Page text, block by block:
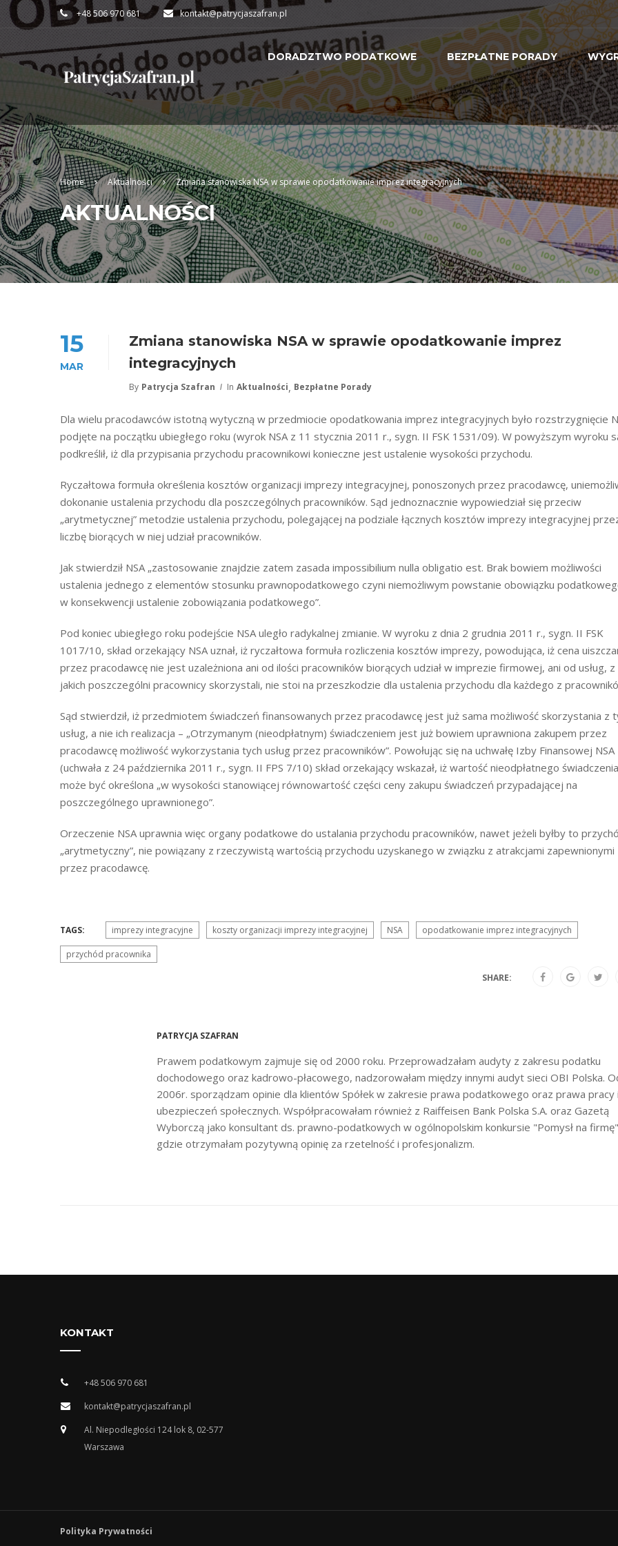
+48 506 970 681 kontakt@patrycjaszafran.pl
DORADZTWO PODATKOWE BEZPŁATNE PORADY
Home Aktualności Zmiana stanowiska NSA w sprawie opodatkowanie imprez integracyjnych
AKTUALNOŚCI
15
MAR
Zmiana stanowiska NSA w sprawie opodatkowanie imprez
integracyjnych
By Patrycja Szafran In Aktualności, Bezpłatne Porady
Dla wielu pracodawców istotną wytyczną w przedmiocie opodatkowania imprez integracyjnych było rozstrzygnięcie
podjęte na początku ubiegłego roku (wyrok NSA z 11 stycznia 2011 r., sygn. II FSK 1531/09). W powyższym wyroku
podkreślił, iż dla przypisania przychodu pracownikowi konieczne jest ustalenie wysokości przychodu.
Ryczałtowa formuła określenia kosztów organizacji imprezy integracyjnej, ponoszonych przez pracodawcę,
dokonanie ustalenia przychodu dla poszczególnych pracowników. Sąd jednoznacznie wypowiedział się przeciw
„arytmetycznej” metodzie ustalenia przychodu, polegającej na podziale łącznych kosztów imprezy integracyjnej
liczbę biorących w niej udział pracowników.
Jak stwierdził NSA „zastosowanie znajdzie zatem zasada impossibilium nulla obligatio est. Brak bowiem możliwości
ustalenia jednego z elementów stosunku prawnopodatkowego czyni niemożliwym powstanie obowiązku
w konsekwencji ustalenie zobowiązania podatkowego”.
Pod koniec ubiegłego roku podejście NSA uległo radykalnej zmianie. W wyroku z dnia 2 grudnia 2011 r., sygn. II FSK
1017/10, skład orzekający NSA uznał, iż ryczałtowa formuła rozliczenia kosztów imprezy, powodująca, iż cena
przez pracodawcę nie jest uzależniona ani od ilości pracowników biorących udział w imprezie firmowej, ani od usług, z
jakich poszczególni pracownicy skorzystali, nie stoi na przeszkodzie dla ustalenia przychodu dla każdego z
Sąd stwierdził, iż przedmiotem świadczeń finansowanych przez pracodawcę jest już sama możliwość skorzystania z
usług, a nie ich realizacja – „Otrzymanym (nieodpłatnym) świadczeniem jest już bowiem uprawniona zakupem przez
pracodawcę możliwość wykorzystania tych usług przez pracowników”. Powołując się na uchwałę Izby Finansowej NSA
(uchwała z 24 października 2011 r., sygn. II FPS 7/10) skład orzekający wskazał, iż wartość nieodpłatnego świadczenia
może być określona „w wysokości stanowiącej równowartość części ceny zakupu świadczeń przypadającej na
poszczególnego uprawnionego”.
Orzeczenie NSA uprawnia więc organy podatkowe do ustalania przychodu pracowników, nawet jeżeli byłby to
„arytmetyczny”, nie powiązany z rzeczywistą wartością przychodu uzyskanego w związku z atrakcjami zapewnionymi
przez pracodawcę.
TAGS: imprezy integracyjne koszty organizacji imprezy integracyjnej NSA opodatkowanie imprez integracyjnych
przychód pracownika
SHARE:
PATRYCJA SZAFRAN
Prawem podatkowym zajmuje się od 2000 roku. Przeprowadzałam audyty z zakresu podatku
dochodowego oraz kadrowo-płacowego, nadzorowałam między innymi audyt sieci OBI Polska.
2006r. sporządzam opinie dla klientów Spółek w zakresie prawa podatkowego oraz prawa pracy i
ubezpieczeń społecznych. Współpracowałam również z Raiffeisen Bank Polska S.A. oraz Gazetą
Wyborczą jako konsultant ds. prawno-podatkowych w ogólnopolskim konkursie "Pomysł na
gdzie otrzymałam pozytywną opinię za rzetelność i profesjonalizm.
KONTAKT
+48 506 970 681
kontakt@patrycjaszafran.pl
Al. Niepodległości 124 lok 8, 02-577
Warszawa
Polityka Prywatności